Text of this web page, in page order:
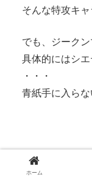
そんな特攻キャ
でも、ジーク
具体的にはシエ
・・・
青紙手に入らな
より:
2022年8月23日 5:33 PM
ホーム